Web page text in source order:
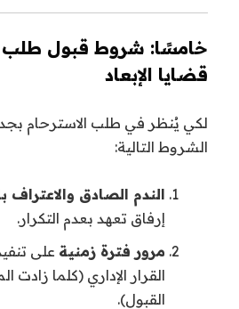
خامسًا: شروط قبول طلب
قضايا الإبعاد
لكي يُنظر في طلب الاسترحام
الشروط التالية:
الندم الصادق والاعتراف
إرفاق تعهد بعدم التكرار.
مرور فترة زمنية على
القرار الإداري (كلما
القبول).